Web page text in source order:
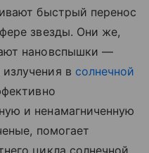
быстрый перенос
звезды. Они же,
нановспышки —
в солнечной
и ненамагниченную
помогает
цикла солнечной